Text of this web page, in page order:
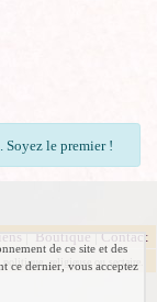
Soyez le premier !
|Boutique|Contact
religieuse ou sectaire.
de ce site et des
ce dernier, vous acceptez